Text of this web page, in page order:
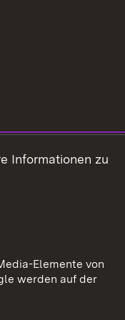
Informationen zu
Elemente von
werden auf der